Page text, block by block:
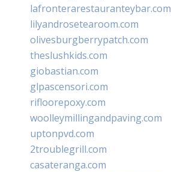
lafronterarestauranteybar.com
lilyandrosetearoom.com
olivesburgberrypatch.com
theslushkids.com
giobastian.com
glpascensori.com
rifloorepoxy.com
woolleymillingandpaving.com
uptonpvd.com
2troublegrill.com
casateranga.com